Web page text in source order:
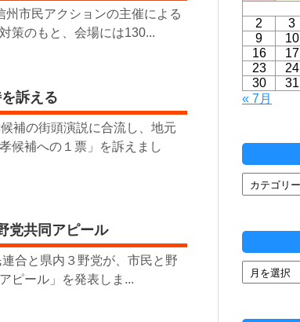
市民アクションの主催による
策のもと、会場には130...
訴える
補の街頭演説に合流し、地元
候補への１票」を訴えまし
党共同アピール
合と県内３野党が、市民と野
ピール」を発表しま...
2
3
9
10
16
17
23
24
30
31
« 7月